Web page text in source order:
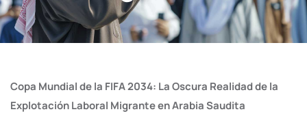
Copa Mundial de la FIFA 2034: La Oscura Realidad de la
Explotación Laboral Migrante en Arabia Saudita